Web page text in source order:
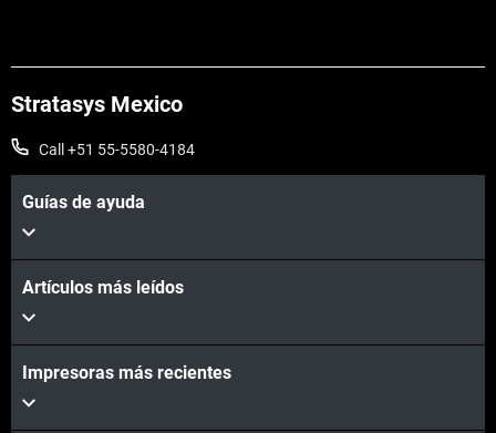
Vea más
Vea más
Stratasys Mexico
Call +51 55-5580-4184
Guías de ayuda
Artículos más leídos
Impresoras más recientes